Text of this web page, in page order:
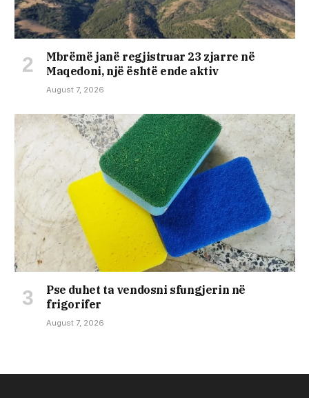
Mbrëmë janë regjistruar 23 zjarre në
Maqedoni, një është ende aktiv
August 7, 2026
Pse duhet ta vendosni sfungjerin në
frigorifer
August 7, 2026